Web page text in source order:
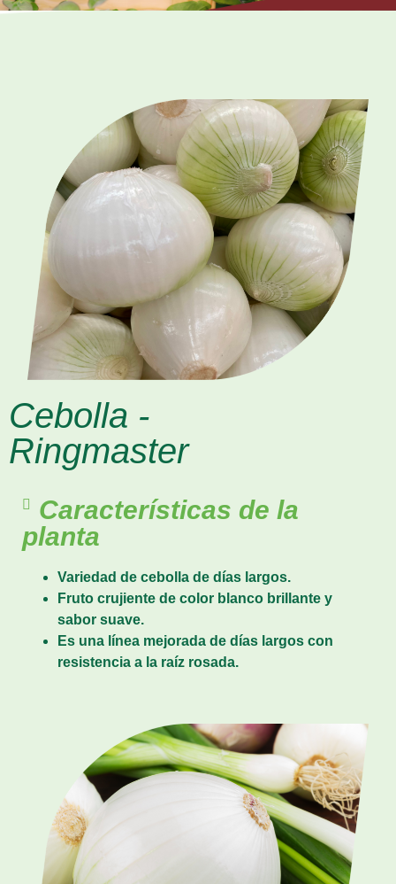
Cebolla -
Ringmaster
Características de la
planta
Variedad de cebolla de días largos.
Fruto crujiente de color blanco brillante y
sabor suave.
Es una línea mejorada de días largos con
resistencia a la raíz rosada.